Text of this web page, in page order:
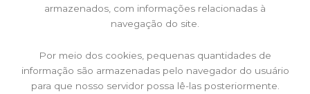
armazenados, com informações relacionadas à
navegação do site.
Por meio dos cookies, pequenas quantidades de
informação são armazenadas pelo navegador do usuário
para que nosso servidor possa lê-las posteriormente.